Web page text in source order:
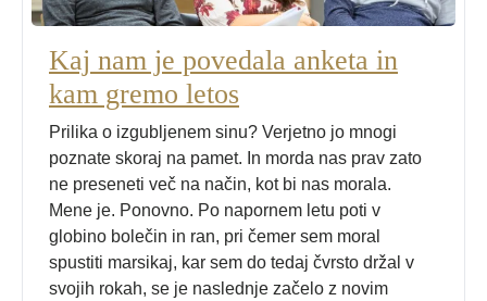
Kaj nam je povedala anketa in
kam gremo letos
Prilika o izgubljenem sinu? Verjetno jo mnogi
poznate skoraj na pamet. In morda nas prav zato
ne preseneti več na način, kot bi nas morala.
Mene je. Ponovno. Po napornem letu poti v
globino bolečin in ran, pri čemer sem moral
spustiti marsikaj, kar sem do tedaj čvrsto držal v
svojih rokah, se je naslednje začelo z novim